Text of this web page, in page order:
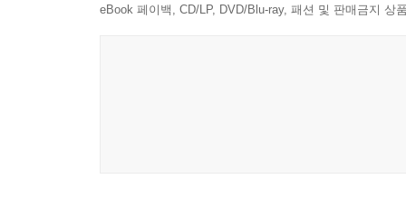
eBook 페이백, CD/LP, DVD/Blu-ray, 패션 및 판매금지 상